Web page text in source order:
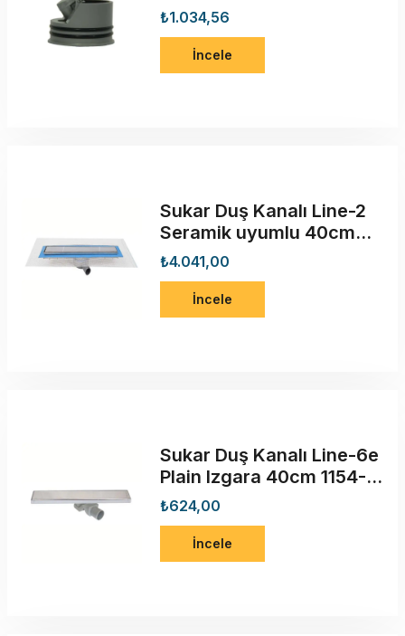
₺1.034,56
İncele
Sukar Duş Kanalı Line-2
Seramik uyumlu 40cm
1154-1254023-01
₺4.041,00
İncele
Sukar Duş Kanalı Line-6e
Plain Izgara 40cm 1154-
1034000-01
₺624,00
İncele